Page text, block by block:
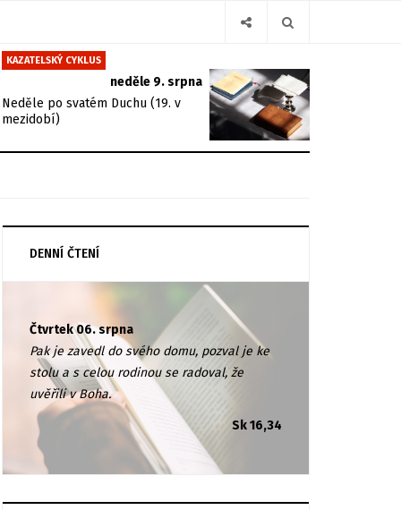
KAZATELSKÝ CYKLUS
neděle 9. srpna
Neděle po svatém Duchu (19. v
mezidobí)
DENNÍ ČTENÍ
Čtvrtek 06. srpna
Pak je zavedl do svého domu, pozval je ke
stolu a s celou rodinou se radoval, že
uvěřili v Boha.
Sk 16,34